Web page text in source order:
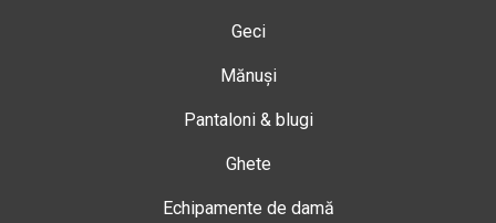
Geci
Mănuși
Pantaloni & blugi
Ghete
Echipamente de damă